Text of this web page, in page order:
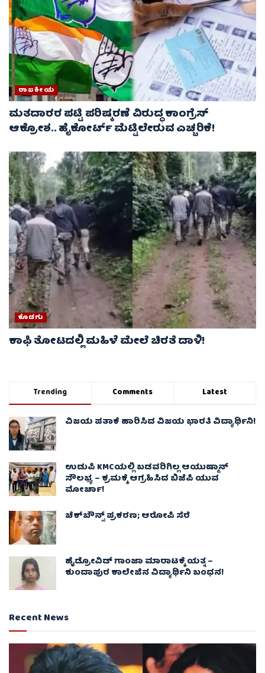
ರಾಜಕೀಯ
ಮತದಾರರ ಪಟ್ಟಿ ಪರಿಷ್ಕರಣೆ ವಿರುದ್ಧ ಕಾಂಗ್ರೆಸ್
ಆಕ್ರೋಶ.. ಹೈಕೋರ್ಟ್ ಮೆಟ್ಟಿಲೇರುವ ಎಚ್ಚರಿಕೆ!
ಕೊಡಗು
ಕಾಫಿ ತೋಟದಲ್ಲಿ ಮಹಿಳೆ ಮೇಲೆ ಚಿರತೆ ದಾಳಿ!
Trending Comments Latest
ವಿಜಯ ಪತಾಕೆ ಹಾರಿಸಿದ ವಿಜಯ ಭಾರತಿ ವಿದ್ಯಾರ್ಥಿನಿ!
ಉಡುಪಿ KMCಯಲ್ಲಿ ಬಡವರಿಗಿಲ್ಲ ಆಯುಷ್ಮಾನ್
ಸೌಲಭ್ಯ – ಕ್ರಮಕ್ಕೆ ಆಗ್ರಹಿಸಿದ ಬಿಜೆಪಿ ಯುವ
ಮೋರ್ಚಾ!
ಚೆಕ್​ಬೌನ್ಸ್​ ಪ್ರಕರಣ; ಆರೋಪಿ ಸೆರೆ
ಹೈಡ್ರೋವಿಡ್ ಗಾಂಜಾ ಮಾರಾಟಕ್ಕೆ ಯತ್ನ –
ಕುಂದಾಪುರ ಕಾಲೇಜಿನ ವಿದ್ಯಾರ್ಥಿನಿ ಬಂಧನ!
Recent News